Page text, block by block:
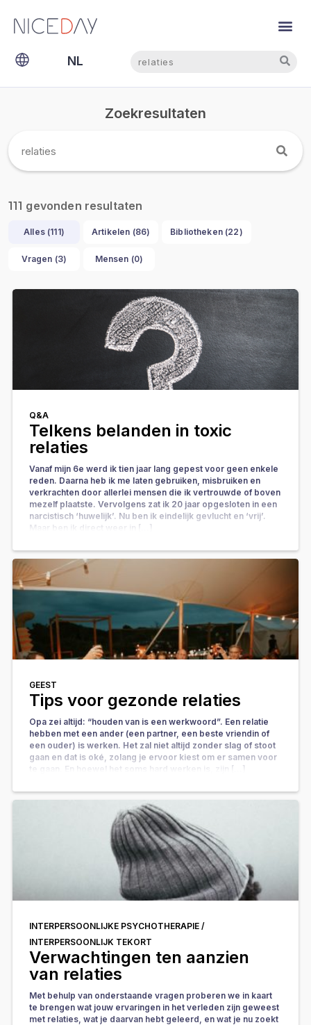
NL
EN
Zoekresultaten
111 gevonden resultaten
Alles (111) Artikelen (86) Bibliotheken (22)
Vragen (3) Mensen (0)
Q&A
Telkens belanden in toxic
relaties
Vanaf mijn 6e werd ik tien jaar lang gepest voor geen enkele
reden. Daarna heb ik me laten gebruiken, misbruiken en
verkrachten door allerlei mensen die ik vertrouwde of boven
mezelf plaatste. Vervolgens zat ik 20 jaar opgesloten in een
narcistisch ‘huwelijk’. Nu ben ik eindelijk gevlucht en ‘vrij’.
Maar ben ik direct weer in […]
GEEST
Tips voor gezonde relaties
Opa zei altijd: “houden van is een werkwoord”. Een relatie
hebben met een ander (een partner, een beste vriendin of
een ouder) is werken. Het zal niet altijd zonder slag of stoot
gaan en dat is oké, zolang je ervoor kiest om er samen voor
te gaan. En hoewel het soms hard werken is, zijn […]
INTERPERSOONLIJKE PSYCHOTHERAPIE /
INTERPERSOONLIJK TEKORT
Verwachtingen ten aanzien
van relaties
Met behulp van onderstaande vragen proberen we in kaart
te brengen wat jouw ervaringen in het verleden zijn geweest
met relaties, wat je daarvan hebt geleerd, en wat je nu zoekt